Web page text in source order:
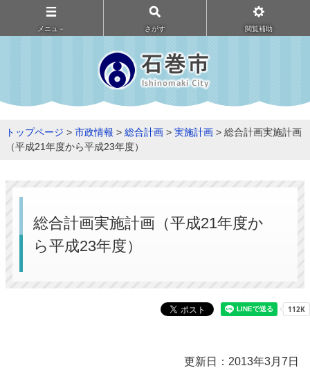
メニュ－ さがす 閲覧補助
トップページ > 市政情報 > 総合計画 > 実施計画 > 総合計画実施計画
（平成21年度から平成23年度）
総合計画実施計画（平成21年度か
ら平成23年度）
更新日：2013年3月7日